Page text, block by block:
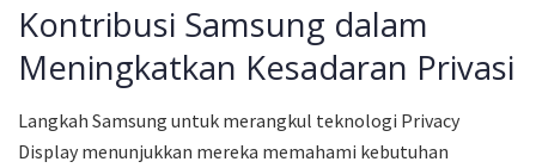
Kontribusi Samsung dalam
Meningkatkan Kesadaran Privasi
Langkah Samsung untuk merangkul teknologi Privacy
Display menunjukkan mereka memahami kebutuhan